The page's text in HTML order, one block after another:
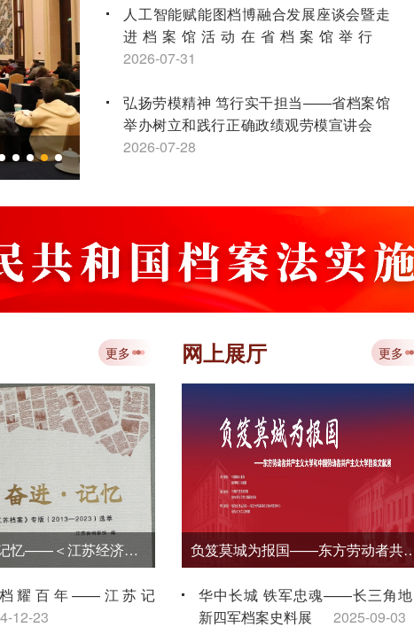
人工智能赋能图档博融合发展座谈会暨走
进档案馆活动在省档案馆举行
2026-07-31
弘扬劳模精神 笃行实干担当——省档案馆
举办树立和践行正确政绩观劳模宣讲会
2026-07-28
点档案工作培训会顺利举办
2026-07-16
江苏省档案学会获评2026年度全国社科联
先进社会组织
2026-07-16
讲大赛金牌
2026-07-10
“典藏时代丹青 赓续文脉华章——江苏省中
国画学会档案文献与作品移交展”在省档案
馆开展
2026-07-09
更多
《嘱托·奋进·记忆——＜江苏经济报·江苏档案＞专版（2013—2023）选萃》
档耀百年——江苏记
12-23
网上展厅 更多
负笈莫城为报国——东方劳动者共产主义大
华中长城 铁军忠魂——长三角
新四军档案史料展
2025-09-03